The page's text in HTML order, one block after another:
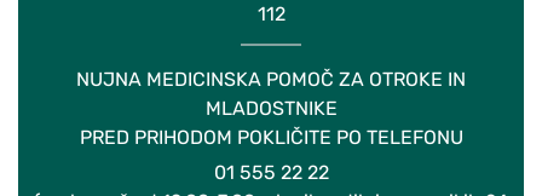
112
NUJNA MEDICINSKA POMOČ ZA OTROKE IN
MLADOSTNIKE
PRED PRIHODOM POKLIČITE PO TELEFONU
01 555 22 22